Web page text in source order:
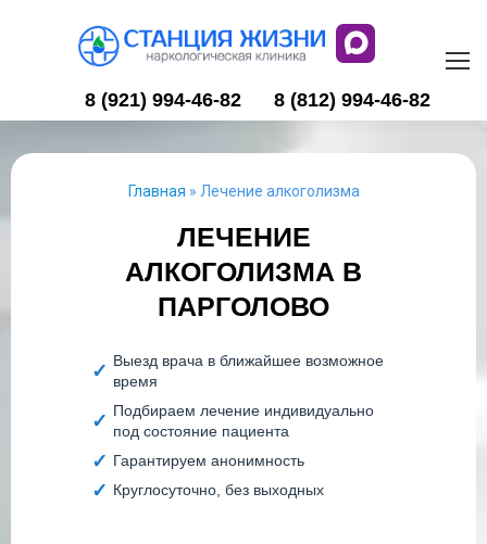
8 (921) 994-46-82 8 (812) 994-46-82
Главная » Лечение алкоголизма
ЛЕЧЕНИЕ
АЛКОГОЛИЗМА В
ПАРГОЛОВО
Выезд врача в ближайшее возможное
время
Подбираем лечение индивидуально
под состояние пациента
Гарантируем анонимность
Круглосуточно, без выходных